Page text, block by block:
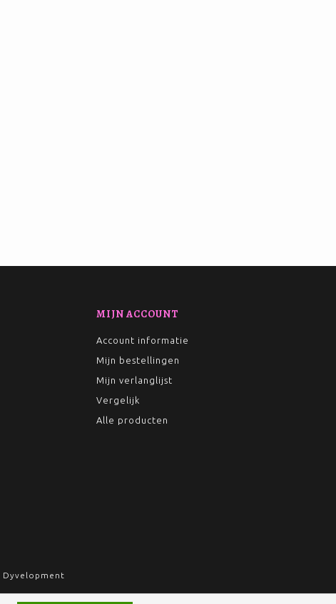
MIJN ACCOUNT
Account informatie
Mijn bestellingen
Mijn verlanglijst
Vergelijk
Alle producten
Dyvelopment